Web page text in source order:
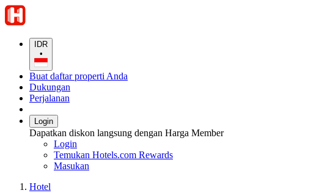
IDR
•
Buat daftar properti Anda
Dukungan
Perjalanan
Login
Dapatkan diskon langsung dengan Harga Member
Login
Temukan Hotels.com Rewards
Masukan
Hotel